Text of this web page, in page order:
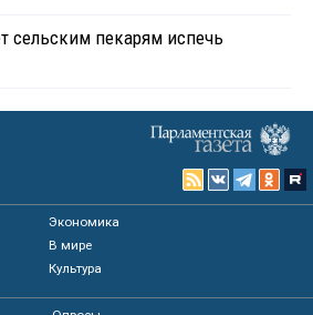
сельским пекарям испечь
Экономика
В мире
Культура